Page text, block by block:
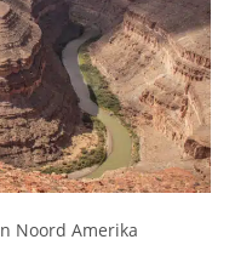
Noord Amerika